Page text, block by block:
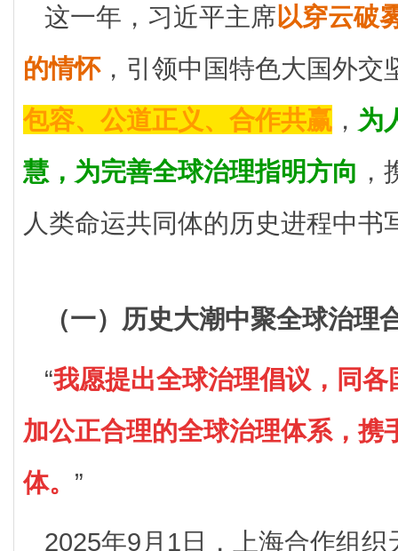
这一年，习近平主席以穿云破
的情怀，引领中国特色大国外交
包容、公道正义、合作共赢 ， 为
慧，为完善全球治理指明方向
人类命运共同体的历史进程中书
（一）历史大潮中聚全球治理
“我愿提出全球治理倡议，同
加公正合理的全球治理体系，携
体。 ”
2025年9月1日，上海合作组